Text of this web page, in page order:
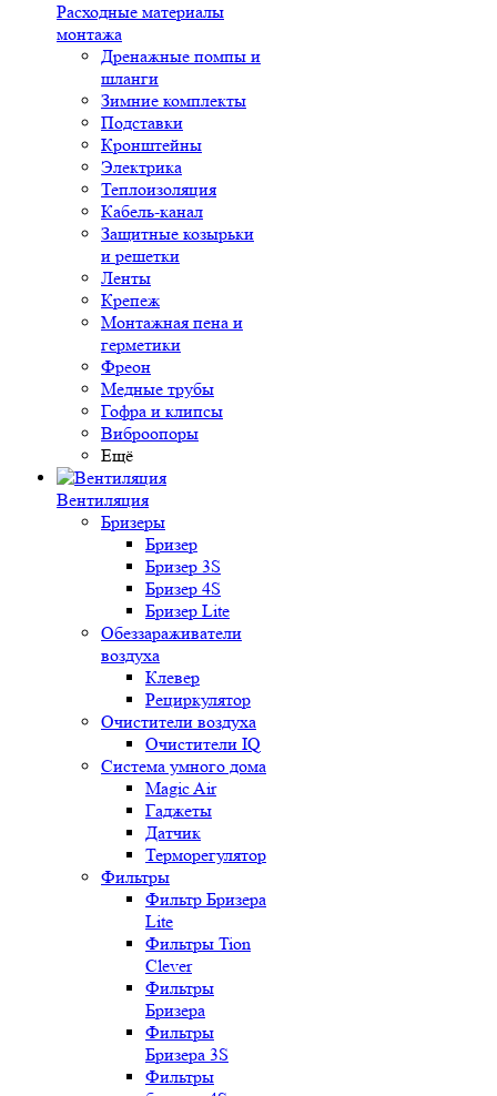
Расходные материалы
монтажа
Дренажные помпы и
шланги
Зимние комплекты
Подставки
Кронштейны
Электрика
Теплоизоляция
Кабель-канал
Защитные козырьки
и решетки
Ленты
Крепеж
Монтажная пена и
герметики
Фреон
Медные трубы
Гофра и клипсы
Виброопоры
Ещё
Вентиляция
Бризеры
Бризер
Бризер 3S
Бризер 4S
Бризер Lite
Обеззараживатели
воздуха
Клевер
Рециркулятор
Очистители воздуха
Очистители IQ
Система умного дома
Magic Air
Гаджеты
Датчик
Терморегулятор
Фильтры
Фильтр Бризера
Lite
Фильтры Tion
Clever
Фильтры
Бризера
Фильтры
Бризера 3S
Фильтры